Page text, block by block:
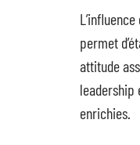
permet
attitude
leadership
enrichies.